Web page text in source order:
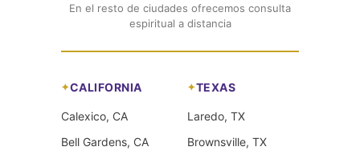
En el resto de ciudades ofrecemos consulta
espiritual a distancia
CALIFORNIA
Calexico, CA
Bell Gardens, CA
TEXAS
Laredo, TX
Brownsville, TX